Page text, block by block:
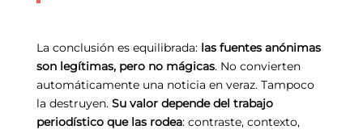
La conclusión es equilibrada: las fuentes anónimas
son legítimas, pero no mágicas. No convierten
automáticamente una noticia en veraz. Tampoco
la destruyen. Su valor depende del trabajo
periodístico que las rodea: contraste, contexto,